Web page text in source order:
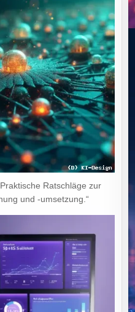
Ratschläge zur
und -umsetzung.“